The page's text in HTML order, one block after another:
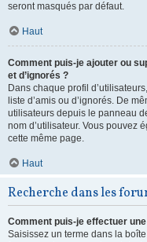
seront masqués par défaut.
Haut
Comment puis-je ajouter ou
et d’ignorés ?
Dans chaque profil
liste d’amis ou d’ignorés. De
utilisateurs depuis le panneau
nom d’utilisateur. Vous pouvez
cette même page.
Haut
Recherche dans les
Comment puis-je effectuer
Saisissez un terme dans la